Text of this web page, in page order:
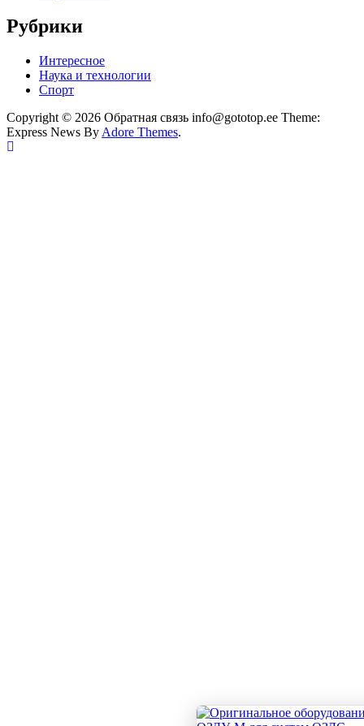
Рубрики
Интересное
Наука и технологии
Спорт
Copyright © 2026 Обратная связь info@gototop.ee Theme:
Express News By Adore Themes.